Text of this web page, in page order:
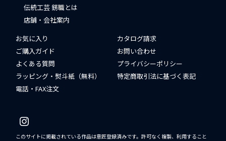
伝統工芸 錺職とは
店舗・会社案内
お気に入り
ご購入ガイド
よくある質問
ラッピング・熨斗紙（無料）
電話・FAX注文
カタログ請求
お問い合わせ
プライバシーポリシー
特定商取引法に基づく表記
このサイトに掲載されている作品は意匠登録済みです。許可なく複製、利用すること